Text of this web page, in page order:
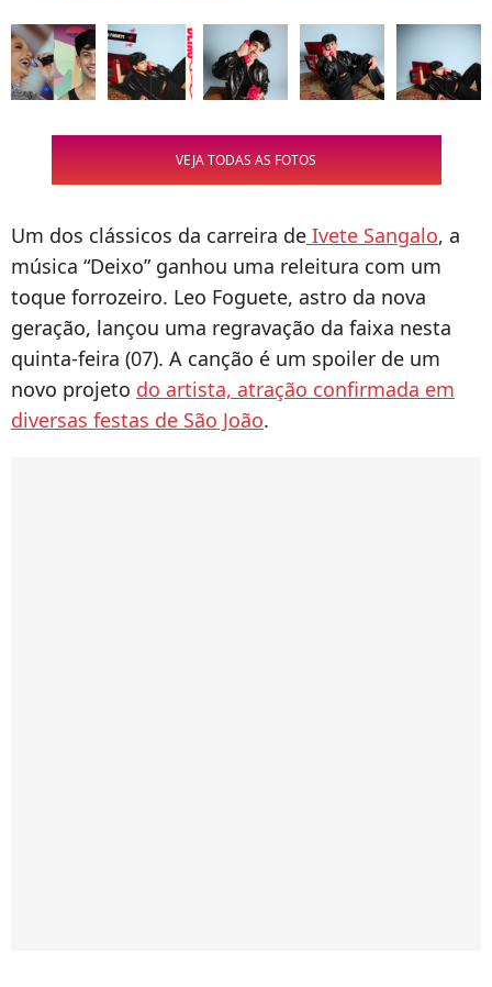
VEJA TODAS AS FOTOS
Um dos clássicos da carreira de Ivete Sangalo, a
música “Deixo” ganhou uma releitura com um
toque forrozeiro. Leo Foguete, astro da nova
geração, lançou uma regravação da faixa nesta
quinta-feira (07). A canção é um spoiler de um
novo projeto do artista, atração confirmada em
diversas festas de São João.